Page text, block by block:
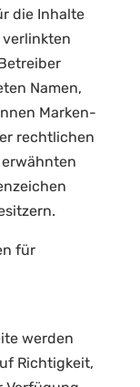
die Inhalte
Namen,
Marken-
rechtlichen
erwähnten
für
werden
Richtigkeit,